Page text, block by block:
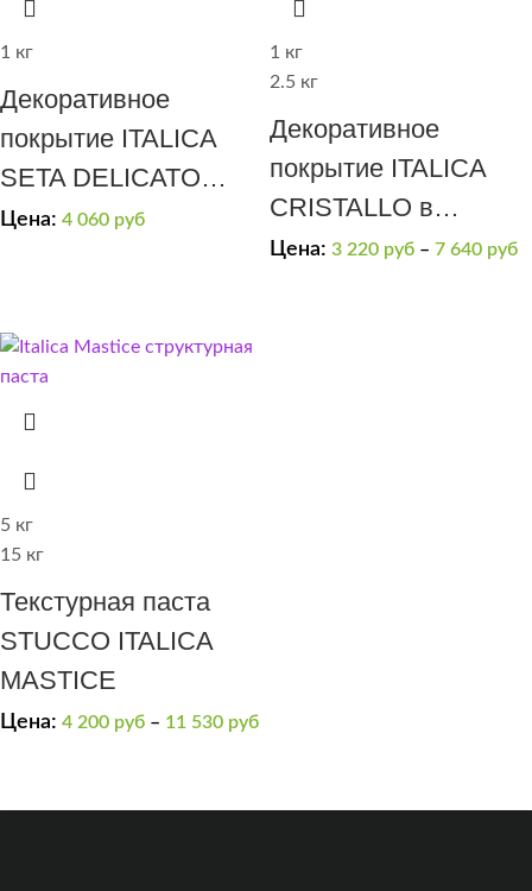
1 кг
Декоративное
покрытие ITALICA
SETA DELICATO
(эффект “мягкий
Цена: 4 060 руб
1 кг
2.5 кг
Декоративное
покрытие ITALICA
CRISTALLO в
выраженным
Цена: 3 220 руб – 7 640 руб
5 кг
15 кг
Текстурная паста
STUCCO ITALICA
MASTICE
Цена: 4 200 руб – 11 530 руб